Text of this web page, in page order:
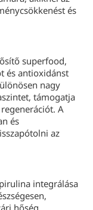
és
superfood,
és antioxidánst
nagy
támogatja
A
és
az
integrálása
hőség